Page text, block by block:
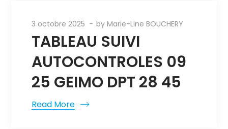
3 octobre 2025 byMarie-Line BOUCHERY
TABLEAU SUIVI
AUTOCONTROLES 09
25 GEIMO DPT 28 45
Read More